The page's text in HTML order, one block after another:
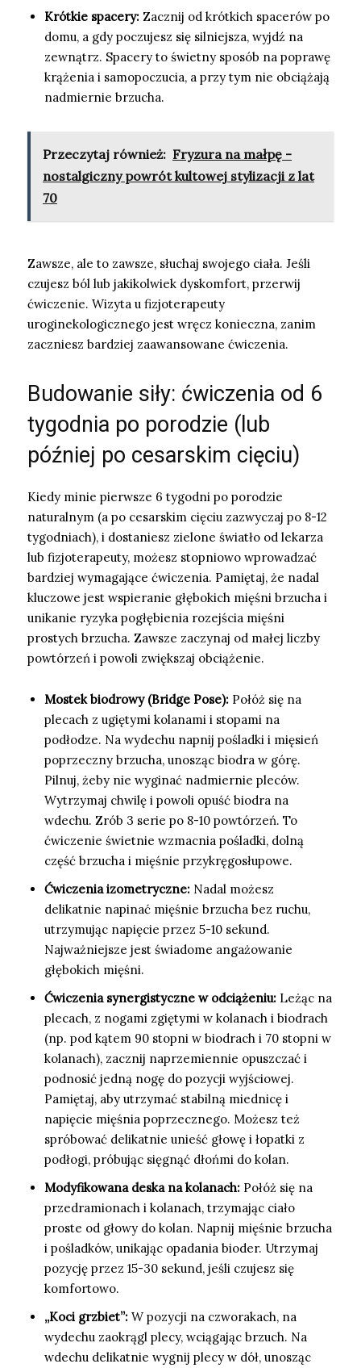
Krótkie spacery: Zacznij od krótkich spacerów po
domu, a gdy poczujesz się silniejsza, wyjdź na
zewnątrz. Spacery to świetny sposób na poprawę
krążenia i samopoczucia, a przy tym nie obciążają
nadmiernie brzucha.
Przeczytaj również: Fryzura na małpę -
nostalgiczny powrót kultowej stylizacji z lat
70
Zawsze, ale to zawsze, słuchaj swojego ciała. Jeśli
czujesz ból lub jakikolwiek dyskomfort, przerwij
ćwiczenie. Wizyta u fizjoterapeuty
uroginekologicznego jest wręcz konieczna, zanim
zaczniesz bardziej zaawansowane ćwiczenia.
Budowanie siły: ćwiczenia od 6
tygodnia po porodzie (lub
później po cesarskim cięciu)
Kiedy minie pierwsze 6 tygodni po porodzie
naturalnym (a po cesarskim cięciu zazwyczaj po 8-12
tygodniach), i dostaniesz zielone światło od lekarza
lub fizjoterapeuty, możesz stopniowo wprowadzać
bardziej wymagające ćwiczenia. Pamiętaj, że nadal
kluczowe jest wspieranie głębokich mięśni brzucha i
unikanie ryzyka pogłębienia rozejścia mięśni
prostych brzucha. Zawsze zaczynaj od małej liczby
powtórzeń i powoli zwiększaj obciążenie.
Mostek biodrowy (Bridge Pose): Połóż się na
plecach z ugiętymi kolanami i stopami na
podłodze. Na wydechu napnij pośladki i mięsień
poprzeczny brzucha, unosząc biodra w górę.
Pilnuj, żeby nie wyginać nadmiernie pleców.
Wytrzymaj chwilę i powoli opuść biodra na
wdechu. Zrób 3 serie po 8-10 powtórzeń. To
ćwiczenie świetnie wzmacnia pośladki, dolną
część brzucha i mięśnie przykręgosłupowe.
Ćwiczenia izometryczne: Nadal możesz
delikatnie napinać mięśnie brzucha bez ruchu,
utrzymując napięcie przez 5-10 sekund.
Najważniejsze jest świadome angażowanie
głębokich mięśni.
Ćwiczenia synergistyczne w odciążeniu: Leżąc na
plecach, z nogami zgiętymi w kolanach i biodrach
(np. pod kątem 90 stopni w biodrach i 70 stopni w
kolanach), zacznij naprzemiennie opuszczać i
podnosić jedną nogę do pozycji wyjściowej.
Pamiętaj, aby utrzymać stabilną miednicę i
napięcie mięśnia poprzecznego. Możesz też
spróbować delikatnie unieść głowę i łopatki z
podłogi, próbując sięgnąć dłońmi do kolan.
Modyfikowana deska na kolanach: Połóż się na
przedramionach i kolanach, trzymając ciało
proste od głowy do kolan. Napnij mięśnie brzucha
i pośladków, unikając opadania bioder. Utrzymaj
pozycję przez 15-30 sekund, jeśli czujesz się
komfortowo.
„Koci grzbiet”: W pozycji na czworakach, na
wydechu zaokrągl plecy, wciągając brzuch. Na
wdechu delikatnie wygnij plecy w dół, unosząc